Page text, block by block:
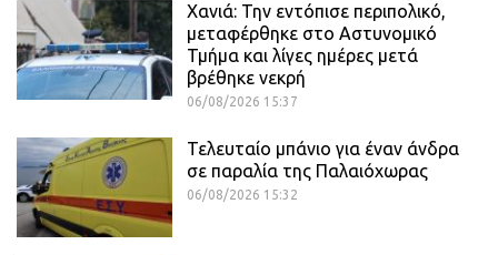
Χανιά: Την εντόπισε περιπολικό,
μεταφέρθηκε στο Αστυνομικό
Τμήμα και λίγες ημέρες μετά
βρέθηκε νεκρή
06/08/2026 15:37
Τελευταίο μπάνιο για έναν άνδρα
σε παραλία της Παλαιόχωρας
06/08/2026 15:32